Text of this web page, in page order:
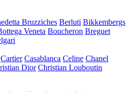
Bruzziches Berluti Bikkembergs
Veneta Boucheron Breguet
Cartier Casablanca Celine Chanel
Dior Christian Louboutin